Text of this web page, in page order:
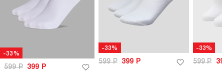
-33%
599Р 399 Р
-33%
599Р 399 Р
-33%
599Р